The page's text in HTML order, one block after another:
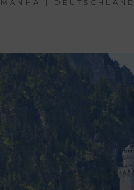
| DEUTSCHLAND